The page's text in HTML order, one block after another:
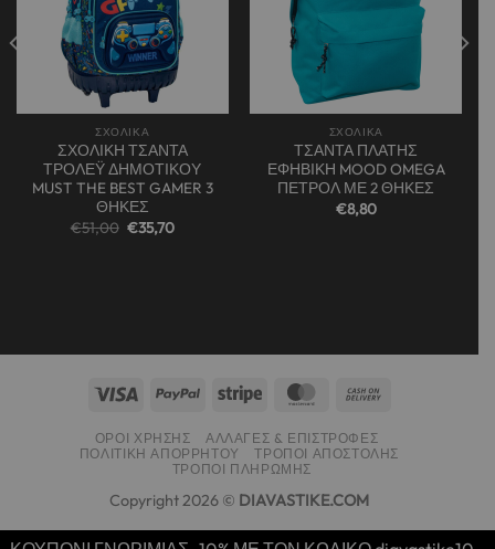
ΣΧΟΛΙΚΑ
ΣΧΟΛΙΚΗ ΤΣΑΝΤΑ
ΤΡΟΛΕΫ ΔΗΜΟΤΙΚΟΥ
MUST THE BEST GAMER 3
ΘΗΚΕΣ
€51,00 Original
price
€35,70Η
ΣΧΟΛΙΚΑ
ΤΣΑΝΤΑ ΠΛΑΤΗΣ
ΕΦΗΒΙΚΗ MOOD OMEGA
ΠΕΤΡΟΛ ΜΕ 2 ΘΗΚΕΣ
€8,80
ΌΡΟΙ ΧΡΉΣΗΣ
ΑΛΛΑΓΈΣ & ΕΠΙΣΤΡΟΦΈΣ
ΠΟΛΙΤΙΚΉ ΑΠΟΡΡΉΤΟΥ
ΤΡΌΠΟΙ ΑΠΟΣΤΟΛΉΣ
ΤΡΌΠΟΙ ΠΛΗΡΩΜΉΣ
Copyright 2026 © DIAVASTIKE.COM